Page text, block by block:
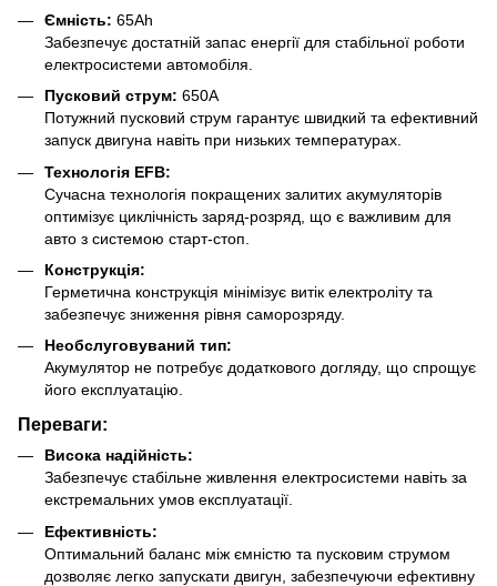
Ємність: 65Ah
Забезпечує достатній запас енергії для стабільної роботи
електросистеми автомобіля.
Пусковий струм: 650A
Потужний пусковий струм гарантує швидкий та ефективний
запуск двигуна навіть при низьких температурах.
Технологія EFB:
Сучасна технологія покращених залитих акумуляторів
оптимізує циклічність заряд-розряд, що є важливим для
авто з системою старт-стоп.
Конструкція:
Герметична конструкція мінімізує витік електроліту та
забезпечує зниження рівня саморозряду.
Необслуговуваний тип:
Акумулятор не потребує додаткового догляду, що спрощує
його експлуатацію.
Переваги:
Висока надійність:
Забезпечує стабільне живлення електросистеми навіть за
екстремальних умов експлуатації.
Ефективність:
Оптимальний баланс між ємністю та пусковим струмом
дозволяє легко запускати двигун, забезпечуючи ефективну